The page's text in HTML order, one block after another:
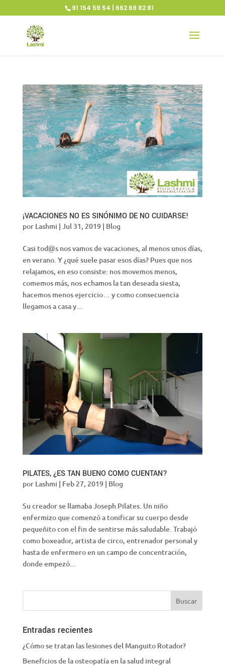
91 154 59 54 | 662 69 82 81
¡VACACIONES NO ES SINÓNIMO DE NO CUIDARSE!
por Lashmi | Jul 31, 2019| Blog
Casi tod@s nos vamos de vacaciones, al menos unos días,
en verano. Y ¿qué suele pasar esos días? Pues que nos
relajamos, en eso consiste: nos movemos menos,
comemos más, nos echamos la tan deseada siesta,
hacemos menos ejercicio… y como consecuencia
llegamos a casa y...
PILATES, ¿ES TAN BUENO COMO CUENTAN?
por Lashmi | Feb 27, 2019| Blog
Su creador se llamaba Joseph Pilates. Un niño
enfermizo que comenzó a tonificar su cuerpo desde
pequeñito con el fin de sentirse más saludable. Trabajó
como boxeador, artista de circo, entrenador personal y
hasta de enfermero en un campo de concentración,
donde empezó...
Entradas recientes
¿Cómo se tratan las lesiones del Manguito Rotador?
Beneficios de la osteopatía en la salud integral